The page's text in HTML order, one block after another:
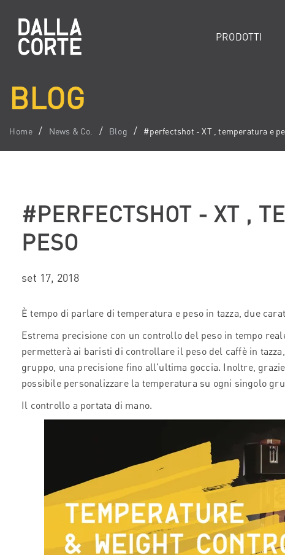
PRODOTTI
BLOG
Home News & Co. Blog #perfectshot - XT , temperatura e
#PERFECTSHOT - XT ,
PESO
set 17, 2018
È tempo di parlare di temperatura e peso in tazza, due
Estrema precisione con un controllo del peso in tempo
permetterà ai baristi di controllare il peso del caffè in
gruppo, una precisione fino all'ultima goccia. Inoltre,
possibile personalizzare la temperatura su ogni singolo
Il controllo a portata di mano.